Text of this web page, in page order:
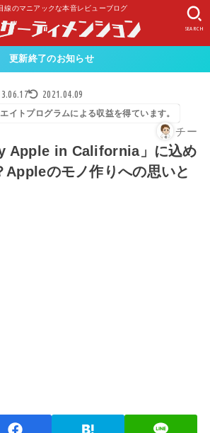
線のマニアックな本音レビューブログ
SEARCH
更新終了のお知らせ
2021.04.09
イトプログラムによる収益を得ています。
チー
Apple in California」に込め
Appleのモノ作りへの思いと